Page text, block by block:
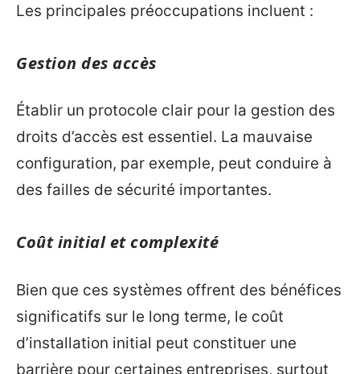
Les principales préoccupations incluent :
Gestion des accès
Établir un protocole clair pour la gestion des
droits d’accès est essentiel. La mauvaise
configuration, par exemple, peut conduire à
des failles de sécurité importantes.
Coût initial et complexité
Bien que ces systèmes offrent des bénéfices
significatifs sur le long terme, le coût
d’installation initial peut constituer une
barrière pour certaines entreprises, surtout